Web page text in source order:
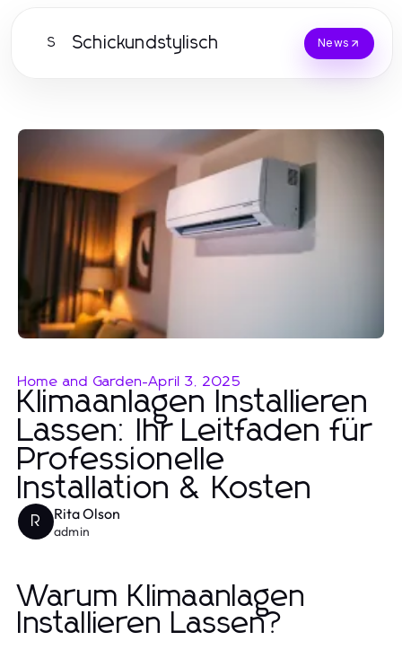
S Schickundstylisch News
Home and Garden-April 3, 2025
Klimaanlagen Installieren
Lassen: Ihr Leitfaden für
Professionelle
Installation & Kosten
R Rita Olson
admin
Warum Klimaanlagen
Installieren Lassen?